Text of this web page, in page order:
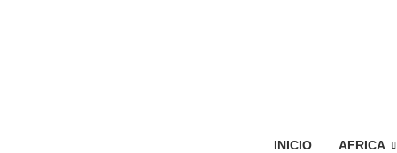
INICIO AFRICA